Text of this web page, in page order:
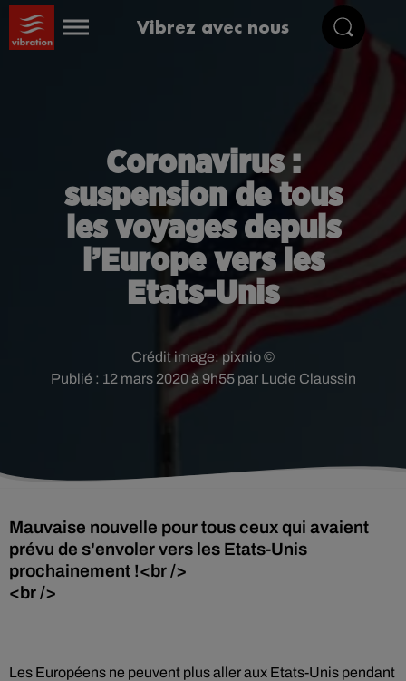
Vibrez avec nous
Coronavirus :
suspension de tous
les voyages depuis
l’Europe vers les
Etats-Unis
Publié : 12 mars 2020 à 9h55 par Lucie Claussin
Crédit image:pixnio ©
Mauvaise nouvelle pour tous ceux qui avaient
prévu de s'envoler vers les Etats-Unis
prochainement !<br />
<br />
Les Européens ne peuvent plus aller aux Etats-Unis pendant